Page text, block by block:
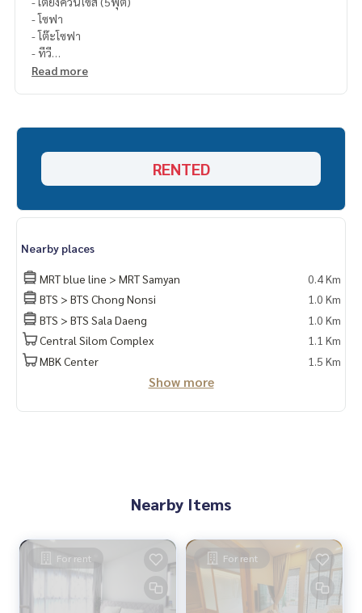
- โซฟา
- โต๊ะโซฟา
- ทีวี
- ตู้เย็น
- ที่ล็อคห้องดิจิตอล
จอดรถ : 1 คัน (ไม่ fix และมีค่าใช้จ่ายเพิ่ม 1,000 บาท / เดือน)
Read more
RENTED
Nearby places
MRT blue line > MRT Samyan
0.4 Km
BTS > BTS Chong Nonsi
1.0 Km
BTS > BTS Sala Daeng
1.0 Km
Central Silom Complex
1.1 Km
MBK Center
1.5 Km
Show more
Nearby Items
For rent For rent